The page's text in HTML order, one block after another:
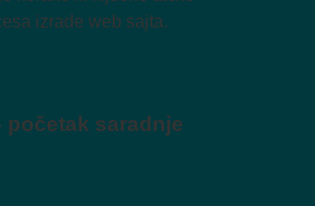
početak saradnje